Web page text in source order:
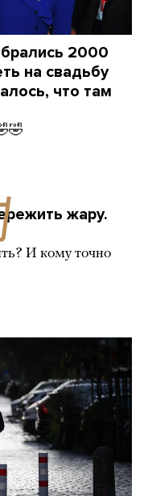
2000
на свадьбу
что там
жару.
И кому точно